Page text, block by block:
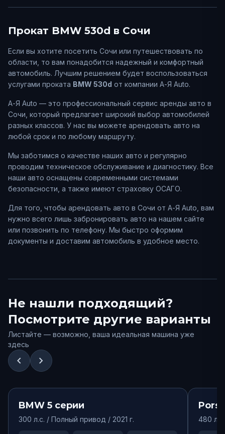
Прокат BMW 530d в Сочи
Если вы хотите посетить Сочи или путешествовать по
области, то вам понадобится надежный и комфортный
автомобиль. Лучшим решением будет воспользоваться
услугами проката BMW 530d от компании А-Я Auto.
А-Я Auto — это профессиональный сервис аренды авто в
Сочи , который предлагает широкий выбор автомобилей
разных классов. У нас вы можете арендовать авто на
любой срок и по любому маршруту.
Мы заботимся о качестве наших авто и регулярно
проводим техническое обслуживание и диагностику. Все
наши авто оснащены современными системами
безопасности, а также имеют страховку ОСАГО.
Для того, чтобы арендовать авто в Сочи от А-Я Auto, вам
нужно всего лишь забронировать авто на нашем сайте
или позвонить по телефону. Мы быстро оформим
документы и доставим автомобиль в удобное место.
Не нашли подходящий?
Посмотрите другие варианты
Листайте — возможно, ваша идеальная машина уже
здесь
chevron_left chevron_right
Доступно
BMW 5 серии
300 л.с. / Полный привод / 2021 г. 480